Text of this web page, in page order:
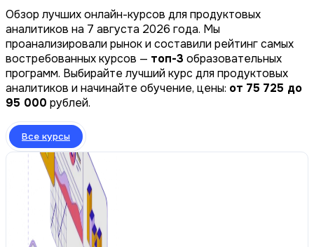
Обзор лучших онлайн-курсов для продуктовых
аналитиков на 7 августа 2026 года. Мы
проанализировали рынок и составили рейтинг самых
востребованных курсов — топ-3 образовательных
программ. Выбирайте лучший курс для продуктовых
аналитиков и начинайте обучение, цены: от 75 725 до
95 000 рублей.
Все курсы